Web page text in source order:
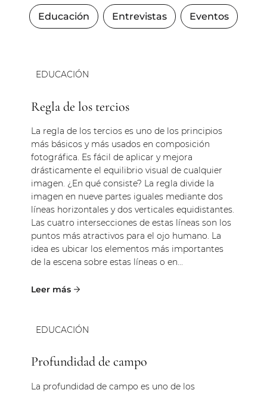
Educación Entrevistas Eventos
Regla de los tercios
La regla de los tercios es uno de los principios
más básicos y más usados en composición
fotográfica. Es fácil de aplicar y mejora
drásticamente el equilibrio visual de cualquier
imagen. ¿En qué consiste? La regla divide la
imagen en nueve partes iguales mediante dos
líneas horizontales y dos verticales equidistantes.
Las cuatro intersecciones de estas líneas son los
puntos más atractivos para el ojo humano. La
idea es ubicar los elementos más importantes
de la escena sobre estas líneas o en...
EDUCACIÓN
Profundidad de campo
La profundidad de campo es uno de los
EDUCACIÓN